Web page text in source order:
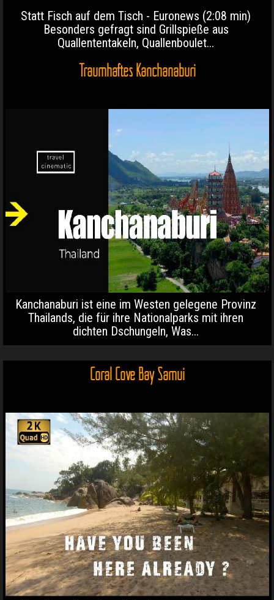
Statt Fisch auf dem Tisch - Euronews (2:08 min)
Besonders gefragt sind Grillspieße aus
Quallententakeln, Quallenboulet...
Traumhaftes Kanchanaburi
Kanchanaburi ist eine im Westen gelegene Provinz
Thailands, die für ihre Nationalparks mit ihren
dichten Dschungeln, Was...
Coral Cove Bay Samui